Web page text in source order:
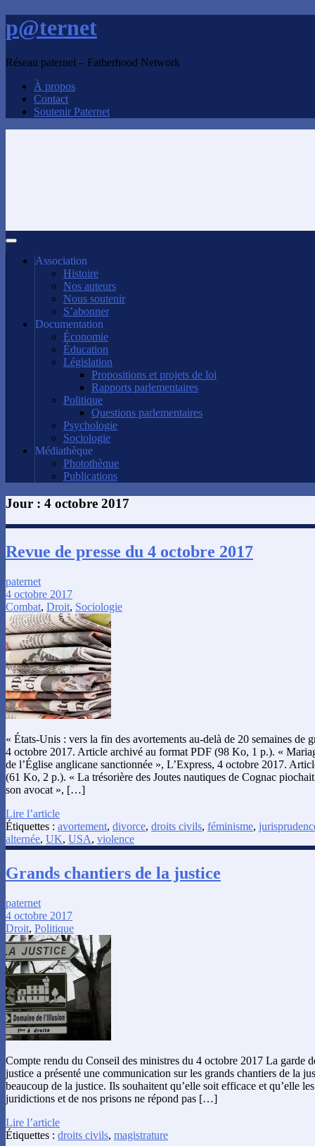
p@ternet
Réseau paternel – Fatherhood Network
À propos
Contact
Soutenir Paternet
Association
Histoire
Nos auteurs
Nous soutenir
S’abonner
Documentation
Économie
Éducation
Législation
Propositions et projets de loi
Rapports parlementaires
Politique
Questions parlementaires
Psychologie
Sociologie
Médiathèque
Photothèque
Publications
Jour : 4 octobre 2017
Revue de presse du 4 octobre 2017
paternet
4 octobre 2017
Combat, Droit, Sociologie
« États-Unis : vers la fin des avortements au-delà de 20 semaines de
4 octobre 2017. Article archivé au format PDF (98 Ko, 1 p.). «
de l’Église anglicane sanctionnée », L’Express, 4 octobre 2017.
(61 Ko, 2 p.). « La trésorière des Joutes nautiques de Cognac
son avocat », […]
Lire l’article
Étiquettes : avortement, divorce, droits civils, féminisme,
alternée, UK, USA, violence
Grands chantiers de la justice
paternet
4 octobre 2017
Droit, Politique
Compte rendu du Conseil des ministres du 4 octobre 2017 La garde
justice a présenté une communication sur les grands chantiers de la
beaucoup de la justice. Ils souhaitent qu’elle soit efficace et qu’elle
juridictions et de nos prisons ne répond pas […]
Lire l’article
Étiquettes : droits civils, magistrature